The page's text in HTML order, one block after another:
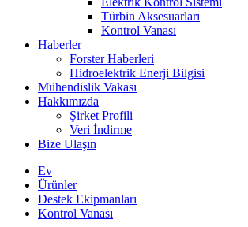
Türbin Aksesuarları
Kontrol Vanası
Haberler
Forster Haberleri
Hidroelektrik Enerji Bilgisi
Mühendislik Vakası
Hakkımızda
Şirket Profili
Veri İndirme
Bize Ulaşın
Ev
Ürünler
Destek Ekipmanları
Kontrol Vanası